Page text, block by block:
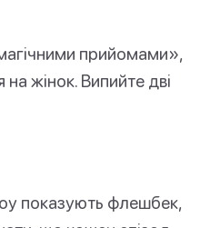
прийомами»,
жінок. Випийте дві
показують флешбек,